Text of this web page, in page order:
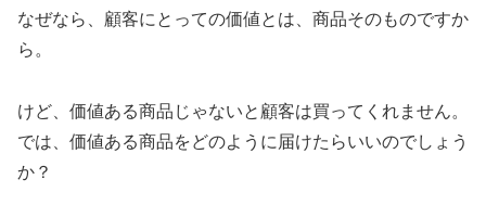
なぜなら、顧客にとっての価値とは、商品そのものですか
ら。
けど、価値ある商品じゃないと顧客は買ってくれません。
では、価値ある商品をどのように届けたらいいのでしょう
か？